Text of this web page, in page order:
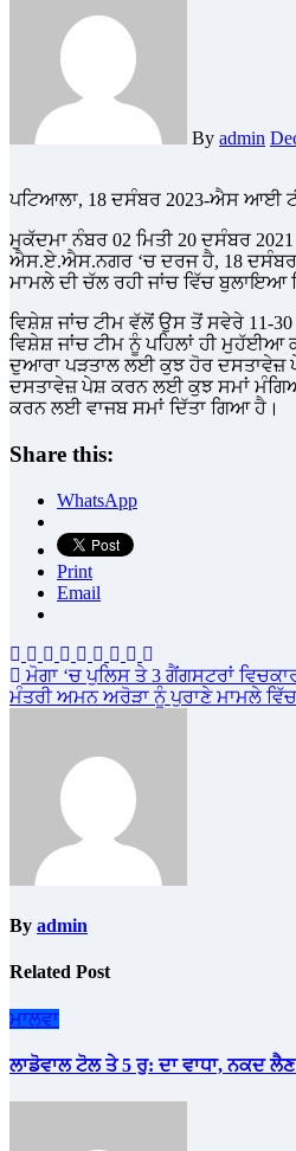
By admin
ਪਟਿਆਲਾ, 18 ਦਸੰਬਰ 2023-ਐਸ ਆਈ
ਮੁਕੱਦਮਾ ਨੰਬਰ 02 ਮਿਤੀ 20 ਦਸੰਬਰ
ਐਸ.ਏ.ਐਸ.ਨਗਰ ‘ਚ ਦਰਜ ਹੈ, 18 ਦਸੰਬਰ
ਮਾਮਲੇ ਦੀ ਚੱਲ ਰਹੀ ਜਾਂਚ ਵਿੱਚ ਬੁਲਾਇਆ
ਵਿਸ਼ੇਸ਼ ਜਾਂਚ ਟੀਮ ਵੱਲੋਂ ਉਸ ਤੋਂ ਸਵੇਰੇ 11-
ਵਿਸ਼ੇਸ਼ ਜਾਂਚ ਟੀਮ ਨੂੰ ਪਹਿਲਾਂ ਹੀ ਮੁਹੱਈਆ
ਦੁਆਰਾ ਪੜਤਾਲ ਲਈ ਕੁਝ ਹੋਰ
ਦਸਤਾਵੇਜ਼ ਪੇਸ਼ ਕਰਨ ਲਈ ਕੁਝ ਸਮਾਂ
ਕਰਨ ਲਈ ਵਾਜਬ ਸਮਾਂ ਦਿੱਤਾ ਗਿਆ ਹੈ।
Share this:
WhatsApp
Print
Email
Post
navigation
ਮੋਗਾ ‘ਚ ਪੁਲਿਸ ਤੇ 3 ਗੈਂਗਸਟਰਾਂ
ਮੰਤਰੀ ਅਮਨ ਅਰੋੜਾ ਨੂੰ ਪੁਰਾਣੇ ਮਾਮਲੇ
By admin
Related Post
ਮਾਲਵਾ
ਲਾਡੋਵਾਲ ਟੋਲ ਤੇ 5 ਰੁ: ਦਾ ਵਾਧਾ, ਨਕਦ